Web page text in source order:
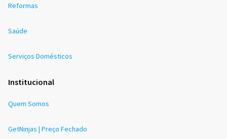
Reformas
Saúde
Serviços Domésticos
Institucional
Quem Somos
GetNinjas | Preço Fechado